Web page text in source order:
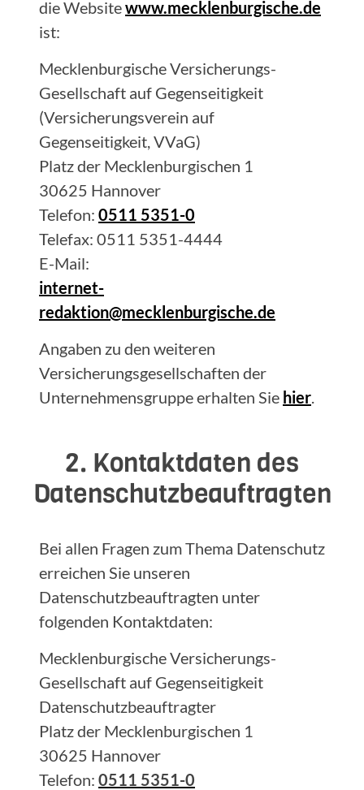
die Websitewww.mecklenburgische.de
ist:
Mecklenburgische Versicherungs-
Gesellschaft auf Gegenseitigkeit
(Versicherungsverein auf
Gegenseitigkeit, VVaG)
Platz der Mecklenburgischen 1
30625 Hannover
Telefon: 0511 5351-0
Telefax: 0511 5351-4444
E-Mail:
internet-
redaktion@mecklenburgische.de
Angaben zu den weiteren
Versicherungsgesellschaften der
Unternehmensgruppe erhalten Sie hier.
2. Kontaktdaten des
Datenschutzbeauftragten
Bei allen Fragen zum Thema Datenschutz
erreichen Sie unseren
Datenschutzbeauftragten unter
folgenden Kontaktdaten:
Mecklenburgische Versicherungs-
Gesellschaft auf Gegenseitigkeit
Datenschutzbeauftragter
Platz der Mecklenburgischen 1
30625 Hannover
Telefon: 0511 5351-0